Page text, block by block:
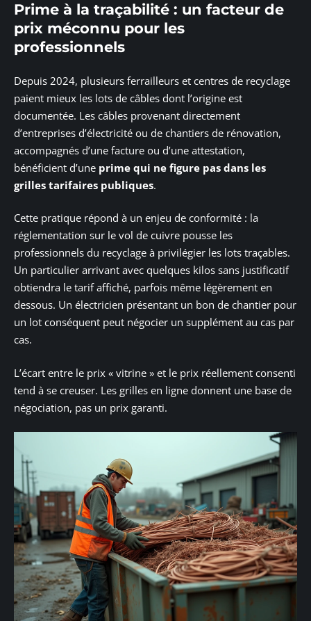
Prime à la traçabilité : un facteur de
prix méconnu pour les
professionnels
Depuis 2024, plusieurs ferrailleurs et centres de recyclage
paient mieux les lots de câbles dont l’origine est
documentée. Les câbles provenant directement
d’entreprises d’électricité ou de chantiers de rénovation,
accompagnés d’une facture ou d’une attestation,
bénéficient d’une prime qui ne figure pas dans les
grilles tarifaires publiques.
Cette pratique répond à un enjeu de conformité : la
réglementation sur le vol de cuivre pousse les
professionnels du recyclage à privilégier les lots traçables.
Un particulier arrivant avec quelques kilos sans justificatif
obtiendra le tarif affiché, parfois même légèrement en
dessous. Un électricien présentant un bon de chantier pour
un lot conséquent peut négocier un supplément au cas par
cas.
L’écart entre le prix « vitrine » et le prix réellement consenti
tend à se creuser. Les grilles en ligne donnent une base de
négociation, pas un prix garanti.